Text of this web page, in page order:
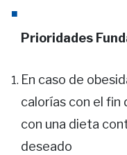
Prioridades
En caso de
calorías con el fin
con una dieta
deseado